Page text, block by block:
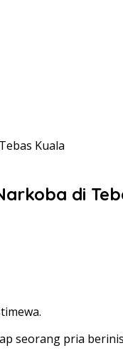
Kuala
di
seorang pria